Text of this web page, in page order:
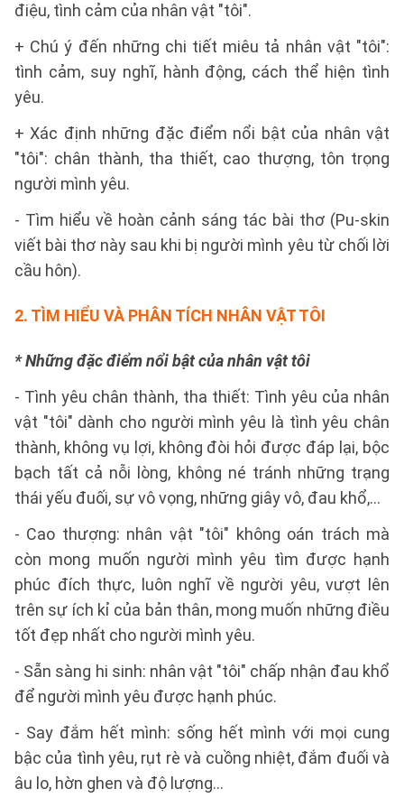
điệu, tình cảm của nhân vật "tôi".
+ Chú ý đến những chi tiết miêu tả nhân vật "tôi":
tình cảm, suy nghĩ, hành động, cách thể hiện tình
yêu.
+ Xác định những đặc điểm nổi bật của nhân vật
"tôi": chân thành, tha thiết, cao thượng, tôn trọng
người mình yêu.
- Tìm hiểu về hoàn cảnh sáng tác bài thơ (Pu-skin
viết bài thơ này sau khi bị người mình yêu từ chối lời
cầu hôn).
2. TÌM HIỂU VÀ PHÂN TÍCH NHÂN VẬT TÔI
* Những đặc điểm nổi bật của nhân vật tôi
- Tình yêu chân thành, tha thiết: Tình yêu của nhân
vật "tôi" dành cho người mình yêu là tình yêu chân
thành, không vụ lợi, không đòi hỏi được đáp lại, bộc
bạch tất cả nỗi lòng, không né tránh những trạng
thái yếu đuối, sự vô vọng, những giây vô, đau khổ,...
- Cao thượng: nhân vật "tôi" không oán trách mà
còn mong muốn người mình yêu tìm được hạnh
phúc đích thực, luôn nghĩ về người yêu, vượt lên
trên sự ích kỉ của bản thân, mong muốn những điều
tốt đẹp nhất cho người mình yêu.
- Sẵn sàng hi sinh: nhân vật "tôi" chấp nhận đau khổ
để người mình yêu được hạnh phúc.
- Say đắm hết mình: sống hết mình với mọi cung
bậc của tình yêu, rụt rè và cuồng nhiệt, đắm đuối và
âu lo, hờn ghen và độ lượng...